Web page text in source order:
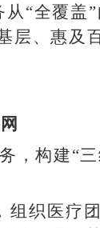
“全覆盖
层、惠及
，构建“
织医疗